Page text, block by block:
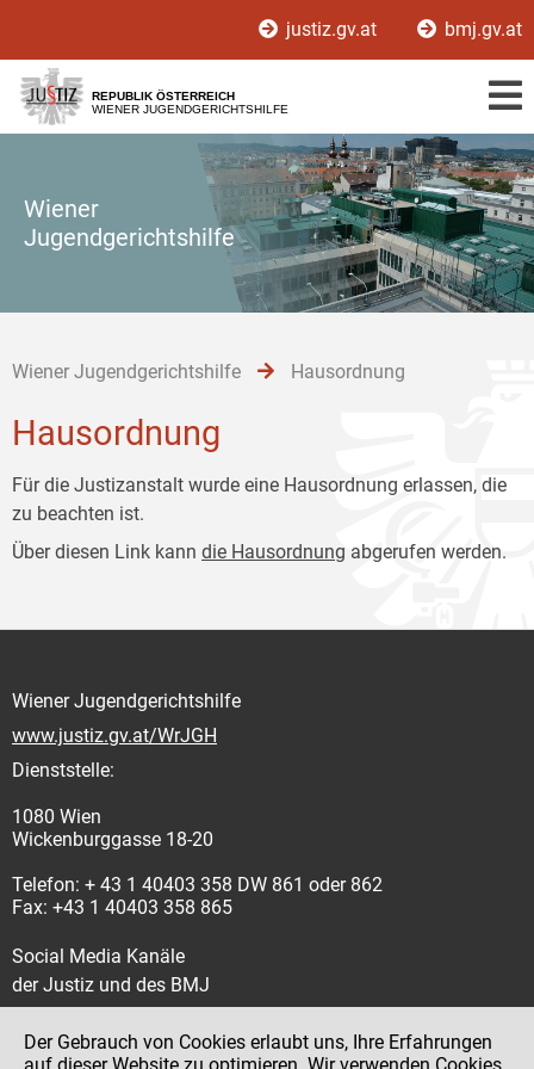
[1]
[2]
[3]
justiz.gv.at bmj.gv.at
REPUBLIK ÖSTERREICH
WIENER JUGENDGERICHTSHILFE
Wiener
Jugendgerichtshilfe
Wiener Jugendgerichtshilfe Hausordnung
Hausordnung
Für die Justizanstalt wurde eine Hausordnung erlassen, die
zu beachten ist.
Über diesen Link kann die Hausordnung abgerufen werden.
Wiener Jugendgerichtshilfe
www.justiz.gv.at/WrJGH
Dienststelle:
1080 Wien
Wickenburggasse 18-20
Telefon: + 43 1 40403 358 DW 861 oder 862
Fax: +43 1 40403 358 865
Social Media Kanäle
der Justiz und des BMJ
Der Gebrauch von Cookies erlaubt uns, Ihre Erfahrungen